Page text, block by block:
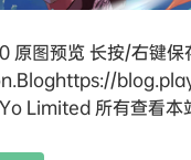
原图预览 长按/右键
Limited 所有查看本